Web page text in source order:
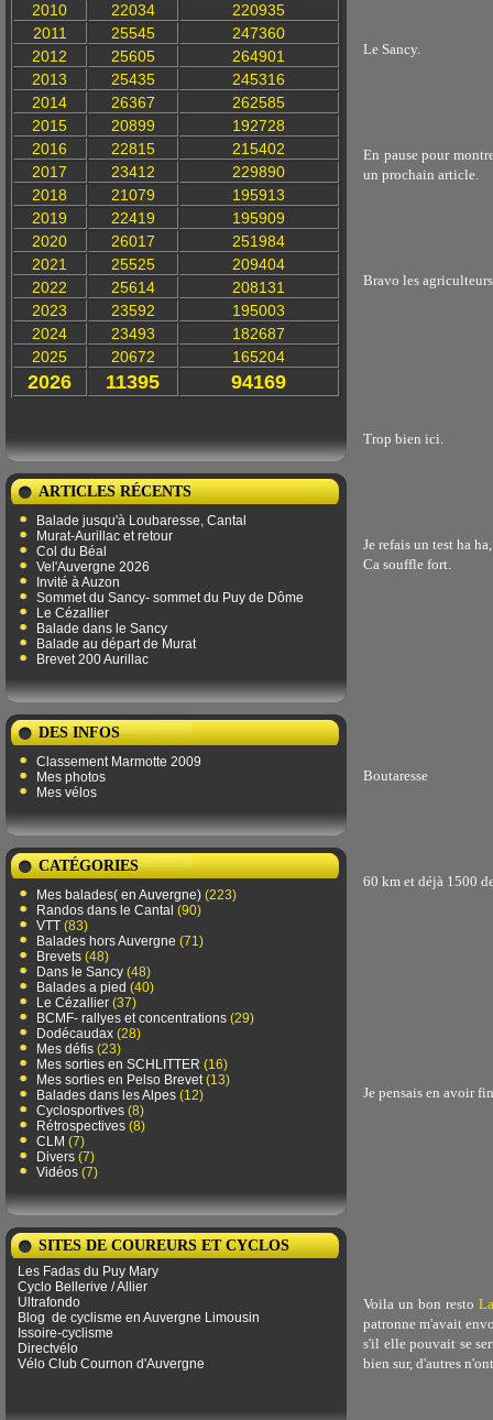
2010
22034
220935
2011
25545
247360
2012
25605
264901
2013
25435
245316
2014
26367
262585
2015
20899
192728
2016
22815
215402
2017
23412
229890
2018
21079
195913
2019
22419
195909
2020
26017
251984
2021
25525
209404
2022
25614
208131
2023
23592
195003
2024
23493
182687
2025
20672 165204
2026 11395 94169
ARTICLES RÉCENTS
Balade jusqu'à Loubaresse, Cantal
Murat-Aurillac et retour
Col du Béal
Vel'Auvergne 2026
Invité à Auzon
Sommet du Sancy- sommet du Puy de Dôme
Le Cézallier
Balade dans le Sancy
Balade au départ de Murat
Brevet 200 Aurillac
DES INFOS
Classement Marmotte 2009
Mes photos
Mes vélos
CATÉGORIES
Mes balades( en Auvergne) (223)
Randos dans le Cantal (90)
VTT (83)
Balades hors Auvergne (71)
Brevets (48)
Dans le Sancy (48)
Balades a pied (40)
Le Cézallier (37)
BCMF- rallyes et concentrations (29)
Dodécaudax (28)
Mes défis (23)
Mes sorties en SCHLITTER (16)
Mes sorties en Pelso Brevet(13)
Balades dans les Alpes (12)
Cyclosportives (8)
Rétrospectives (8)
CLM (7)
Divers (7)
Vidéos (7)
SITES DE COUREURS ET CYCLOS
Les Fadas du Puy Mary
Cyclo Bellerive / Allier
Ultrafondo
Blog de ​​cyclisme en Auvergne Limousin
Issoire-cyclisme
Directvélo
Vélo Club Cournon d'Auvergne
Le Sancy.
En pause pour
un prochain article.
Bravo les
Trop bien ici.
Je refais un test ha
Ca souffle fort.
Boutaresse
60 km et déjà 1500
Je pensais en avoir
Voila un bon resto
patronne m'avait
s'il elle pouvait se
bien sur, d'autres